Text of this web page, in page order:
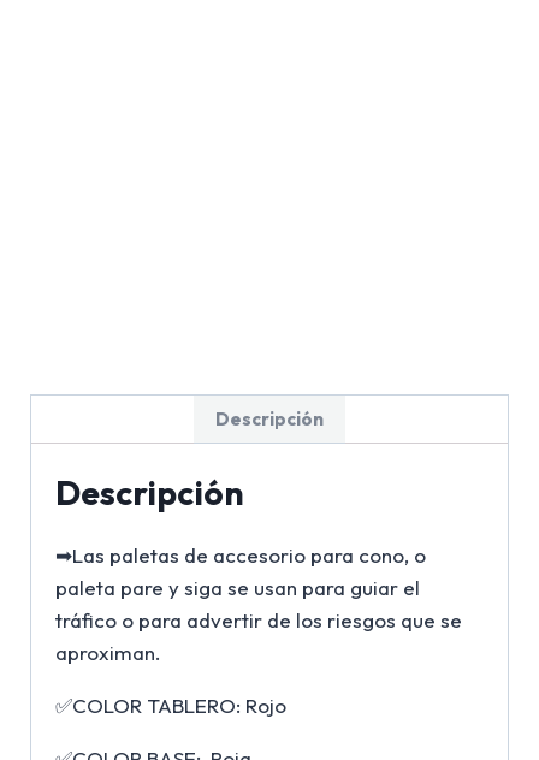
Descripción
Descripción
➡Las paletas de accesorio para cono, o
paleta pare y siga se usan para guiar el
tráfico o para advertir de los riesgos que se
aproximan.
✅COLOR TABLERO: Rojo